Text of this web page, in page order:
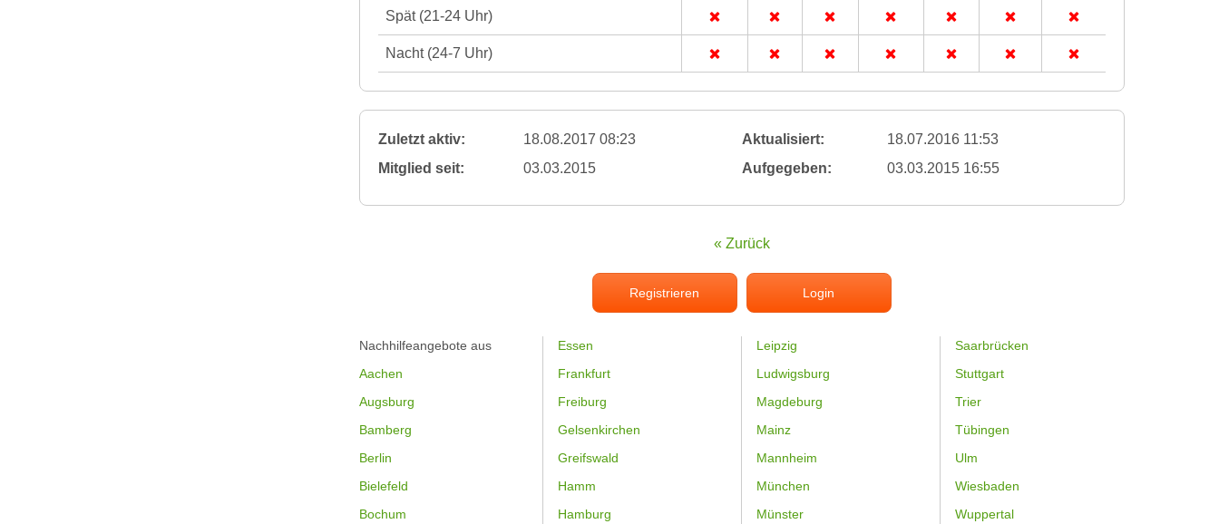
Spät (21-24 Uhr)
Nacht (24-7 Uhr)
Zuletzt aktiv: 18.08.2017 08:23 Aktualisiert:
18.07.2016 11:53
Mitglied seit:
03.03.2015 Aufgegeben: 03.03.2015 16:55
« Zurück
Registrieren Login
Nachhilfeangebote aus
Aachen
Augsburg
Bamberg
Berlin
Bielefeld
Bochum
Essen
Frankfurt
Freiburg
Gelsenkirchen
Greifswald
Hamm
Hamburg
Leipzig
Ludwigsburg
Magdeburg
Mainz
Mannheim
München
Münster
Saarbrücken
Stuttgart
Trier
Tübingen
Ulm
Wiesbaden
Wuppertal